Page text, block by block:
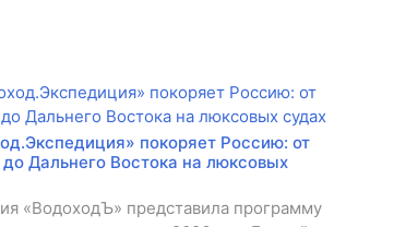
покоряет Россию: от
Дальнего Востока на люксовых
«ВодоходЪ» представила программу